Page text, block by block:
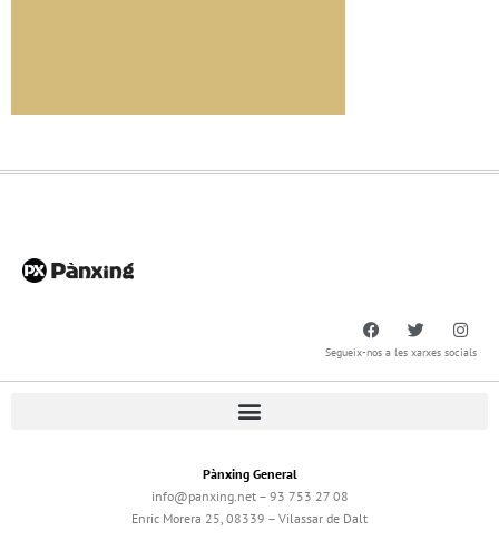
Segueix-nos a les xarxes socials
Pànxing General
info@panxing.net – 93 753 27 08
Enric Morera 25, 08339 – Vilassar de Dalt